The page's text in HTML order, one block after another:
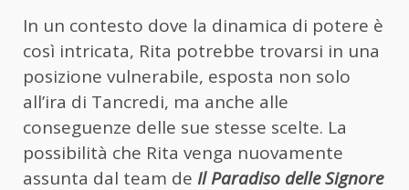
In un contesto dove la dinamica di potere è
così intricata, Rita potrebbe trovarsi in una
posizione vulnerabile, esposta non solo
all’ira di Tancredi, ma anche alle
conseguenze delle sue stesse scelte. La
possibilità che Rita venga nuovamente
assunta dal team de Il Paradiso delle Signore